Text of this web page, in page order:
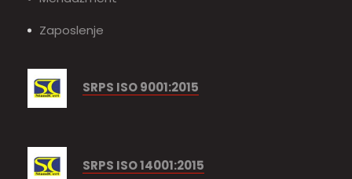
Zaposlenje
SRPS ISO 9001:2015
SRPS ISO 14001:2015